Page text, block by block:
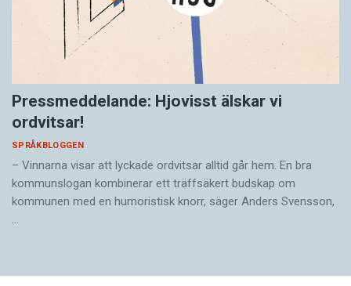
Pressmeddelande: Hjovisst älskar vi
ordvitsar!
SPRÅKBLOGGEN
– Vinnarna visar att lyckade ordvitsar alltid går hem. En bra
kommunslogan kombinerar ett träffsäkert budskap om
kommunen med en humoristisk knorr, säger Anders Svensson,
…